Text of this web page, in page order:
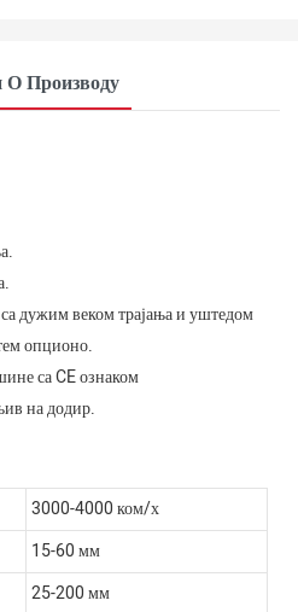
Производу
дужим веком трајања и уштедом
опционо.
са CE ознаком
на додир.
3000-4000 ком/х
15-60 мм
25-200 мм